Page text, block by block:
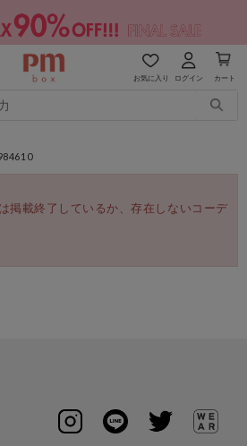
お気に入り ログイン カート
掲載終了しているか、存在しないコーデ